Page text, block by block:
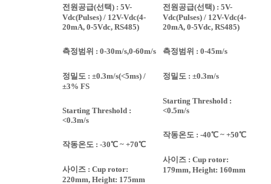
전원공급(선택) : 5V-
Vdc(Pulses) / 12V-Vdc(4-
20mA, 0-5Vdc, RS485)
측정범위 : 0-30m/s,0-60m/s
정밀도 : ±0.3m/s(<5ms) /
±3% FS
Starting Threshold :
<0.3m/s
작동온도 : -30℃ ~ +70℃
사이즈 : Cup rotor:
220mm, Height: 175mm
전원공급(선택) : 5V-
Vdc(Pulses) / 12V-Vdc(4-
20mA, 0-5Vdc, RS485)
측정범위 : 0-45m/s
정밀도 : ±0.3m/s
Starting Threshold :
<0.5m/s
작동온도 : -40℃ ~ +50℃
사이즈 : Cup rotor:
179mm, Height: 160mm